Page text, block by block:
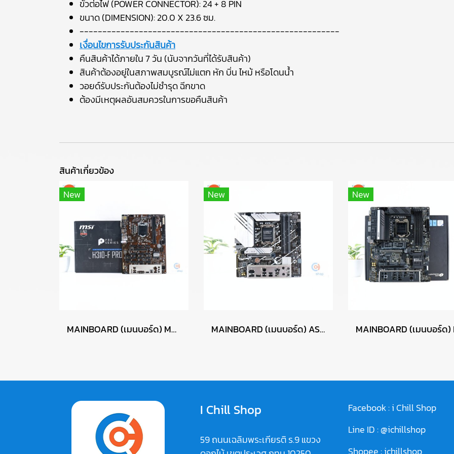
ขั้วต่อไฟ (POWER CONNECTOR): 24 + 8 PIN
ขนาด (DIMENSION): 20.0 X 23.6 ซม.
---------------------------------------------------------
เงื่อนไขการรับประกันสินค้า
คืนสินค้าได้ภายใน 7 วัน (นับจากวันที่ได้รับสินค้า)
สินค้าต้องอยู่ในสภาพสมบูรณ์ไม่แตก หัก บิ่น ไหม้ หรือโดนน้ำ
วอยด์รับประกันต้องไม่ชำรุด ฉีกขาด
ต้องมีเหตุผลอันสมควรในการขอคืนสินค้า
สินค้าเกี่ยวข้อง
New
MAINBOARD (เมนบอร์ด) MSI H310-F PRO P17645
New
MAINBOARD (เมนบอร์ด) ASUS PRIME B760M-A WIFI-CSM P17273
New
I Chill Shop
59 ถนนเฉลิมพระเกียรติ ร.9 แขวง
Facebook :i Chill Shop
Line ID :@ichillshop
Shopee :ichillshop